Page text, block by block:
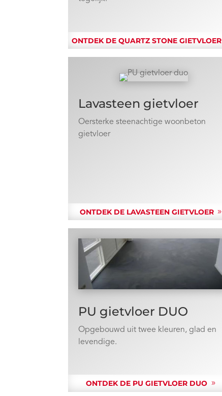
ONTDEK DE QUARTZ STONE GIETVLOER
Lavasteen gietvloer
Oersterke steenachtige woonbeton
gietvloer
ONTDEK DE LAVASTEEN GIETVLOER
PU gietvloer DUO
Opgebouwd uit twee kleuren, glad en
levendige.
ONTDEK DE PU GIETVLOER DUO